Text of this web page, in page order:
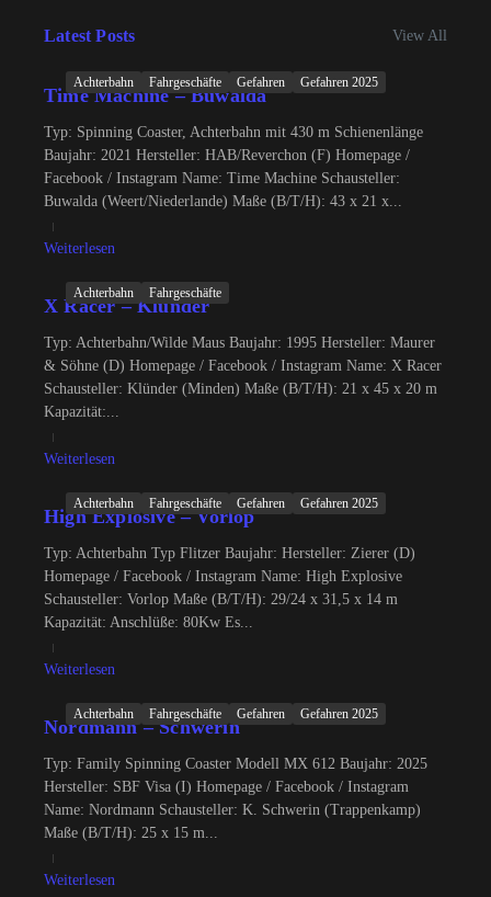
Latest Posts View All
Achterbahn Fahrgeschäfte Gefahren Gefahren 2025
Time Machine – Buwalda
Typ: Spinning Coaster, Achterbahn mit 430 m Schienenlänge
Baujahr: 2021 Hersteller: HAB/Reverchon (F) Homepage /
Facebook / Instagram Name: Time Machine Schausteller:
Buwalda (Weert/Niederlande) Maße (B/T/H): 43 x 21 x...
Weiterlesen
Achterbahn Fahrgeschäfte
X Racer – Klünder
Typ: Achterbahn/Wilde Maus Baujahr: 1995 Hersteller: Maurer
& Söhne (D) Homepage / Facebook / Instagram Name: X Racer
Schausteller: Klünder (Minden) Maße (B/T/H): 21 x 45 x 20 m
Kapazität:...
Weiterlesen
Achterbahn Fahrgeschäfte Gefahren Gefahren 2025
High Explosive – Vorlop
Typ: Achterbahn Typ Flitzer Baujahr: Hersteller: Zierer (D)
Homepage / Facebook / Instagram Name: High Explosive
Schausteller: Vorlop Maße (B/T/H): 29/24 x 31,5 x 14 m
Kapazität: Anschlüße: 80Kw Es...
Weiterlesen
Achterbahn Fahrgeschäfte Gefahren Gefahren 2025
Nordmann – Schwerin
Typ: Family Spinning Coaster Modell MX 612 Baujahr: 2025
Hersteller: SBF Visa (I) Homepage / Facebook / Instagram
Name: Nordmann Schausteller: K. Schwerin (Trappenkamp)
Maße (B/T/H): 25 x 15 m...
Weiterlesen